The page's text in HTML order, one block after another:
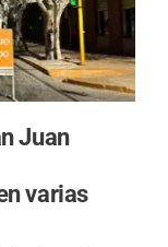
Juan
varias